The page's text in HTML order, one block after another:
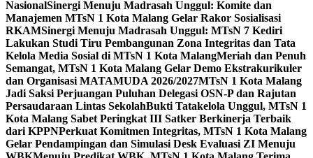
NasionalSinergi Menuju Madrasah Unggul: Komite dan
Manajemen MTsN 1 Kota Malang Gelar Rakor Sosialisasi
RKAMSinergi Menuju Madrasah Unggul: MTsN 7 Kediri
Lakukan Studi Tiru Pembangunan Zona Integritas dan Tata
Kelola Media Sosial di MTsN 1 Kota MalangMeriah dan Penuh
Semangat, MTsN 1 Kota Malang Gelar Demo Ekstrakurikuler
dan Organisasi MATAMUDA 2026/2027MTsN 1 Kota Malang
Jadi Saksi Perjuangan Puluhan Delegasi OSN-P dan Rajutan
Persaudaraan Lintas SekolahBukti Tatakelola Unggul, MTsN 1
Kota Malang Sabet Peringkat III Satker Berkinerja Terbaik
dari KPPNPerkuat Komitmen Integritas, MTsN 1 Kota Malang
Gelar Pendampingan dan Simulasi Desk Evaluasi ZI Menuju